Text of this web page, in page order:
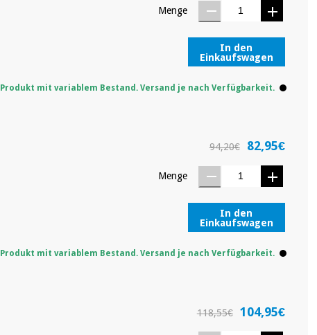
Menge
In den
Einkaufswagen
Produkt mit variablem Bestand. Versand je nach Verfügbarkeit.
94,20€ 82,95€
Menge
In den
Einkaufswagen
Produkt mit variablem Bestand. Versand je nach Verfügbarkeit.
118,55€ 104,95€